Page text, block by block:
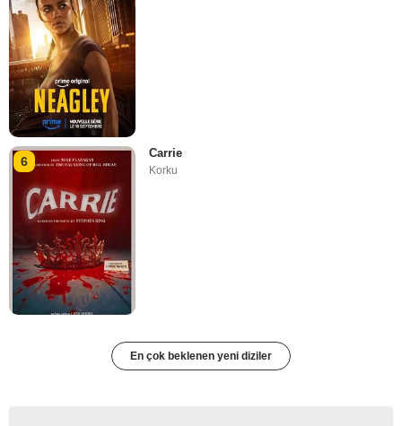
6
Carrie
Korku
En çok beklenen yeni diziler